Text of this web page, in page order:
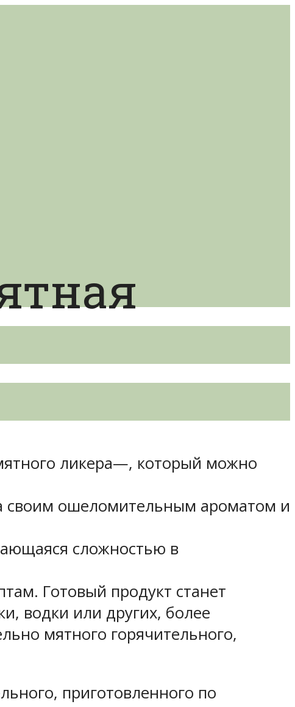
ликера—, который можно
своим ошеломительным ароматом и
сложностью в
Готовый продукт станет
водки или других, более
мятного горячительного,
приготовленного по